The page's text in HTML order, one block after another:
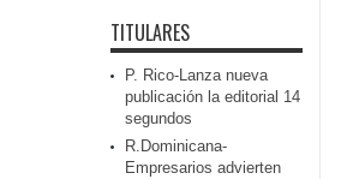
TITULARES
P. Rico-Lanza nueva
publicación la editorial 14
segundos
R.Dominicana-
Empresarios advierten